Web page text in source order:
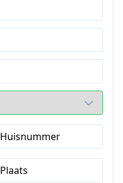
Huisnummer
Plaats